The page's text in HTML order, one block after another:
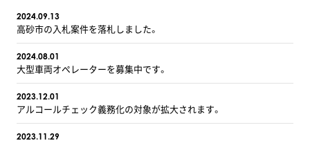
2024.09.13
高砂市の入札案件を落札しました。
2024.08.01
大型車両オペレーターを募集中です。
2023.12.01
アルコールチェック義務化の対象が拡大されます。
2023.11.29